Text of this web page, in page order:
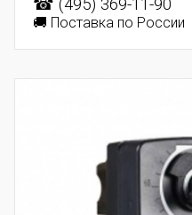
☎ (495) 369-11-90
🚚 Поставка по России